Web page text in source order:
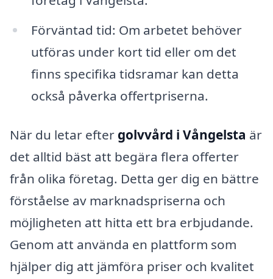
Förväntad tid: Om arbetet behöver
utföras under kort tid eller om det
finns specifika tidsramar kan detta
också påverka offertpriserna.
När du letar efter golvvård i Vångelsta är
det alltid bäst att begära flera offerter
från olika företag. Detta ger dig en bättre
förståelse av marknadspriserna och
möjligheten att hitta ett bra erbjudande.
Genom att använda en plattform som
hjälper dig att jämföra priser och kvalitet